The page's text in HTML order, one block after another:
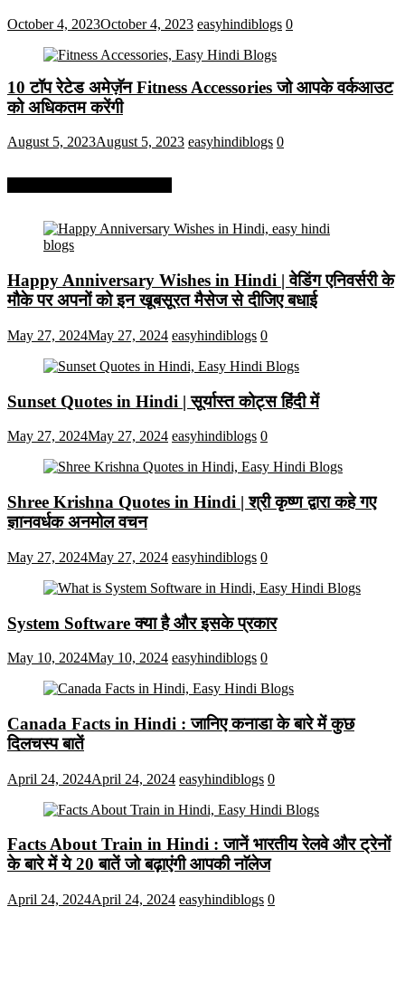
October 4, 2023October 4, 2023 easyhindiblogs 0
10 टॉप रेटेड अमेज़ॅन Fitness Accessories जो आपके वर्कआउट
को अधिकतम करेंगी
August 5, 2023August 5, 2023 easyhindiblogs 0
Happy Anniversary Wishes in Hindi | वेडिंग एनिवर्सरी के
मौके पर अपनों को इन खूबसूरत मैसेज से दीजिए बधाई
May 27, 2024May 27, 2024 easyhindiblogs 0
Sunset Quotes in Hindi | सूर्यास्त कोट्स हिंदी में
May 27, 2024May 27, 2024 easyhindiblogs 0
Shree Krishna Quotes in Hindi | श्री कृष्ण द्वारा कहे गए
ज्ञानवर्धक अनमोल वचन
May 27, 2024May 27, 2024 easyhindiblogs 0
System Software क्या है और इसके प्रकार
May 10, 2024May 10, 2024 easyhindiblogs 0
Canada Facts in Hindi : जानिए कनाडा के बारे में कुछ
दिलचस्प बातें
April 24, 2024April 24, 2024 easyhindiblogs 0
Facts About Train in Hindi : जानें भारतीय रेलवे और ट्रेनों
के बारे में ये 20 बातें जो बढ़ाएंगी आपकी नाॅलेज
April 24, 2024April 24, 2024 easyhindiblogs 0